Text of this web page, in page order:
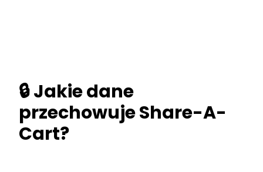
🔒 Jakie dane
przechowuje Share-A-
Cart?